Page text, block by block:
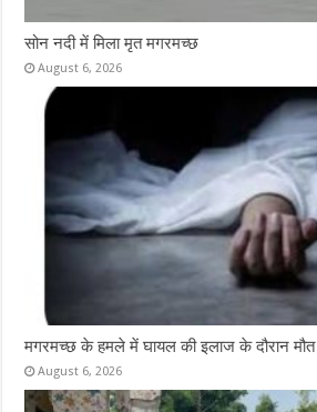
सोन नदी में मिला मृत मगरमच्छ
August 6, 2026
मगरमच्छ के हमले में घायल की इलाज के दौरान मौत
August 6, 2026